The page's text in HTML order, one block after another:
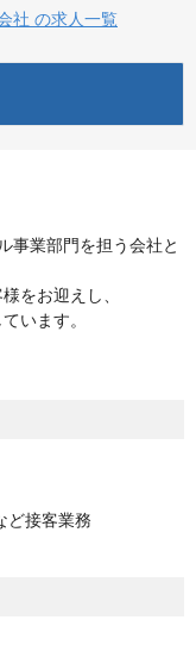
社 の求人一覧
事業部門を担う会社と
をお迎えし、
います。
ど接客業務